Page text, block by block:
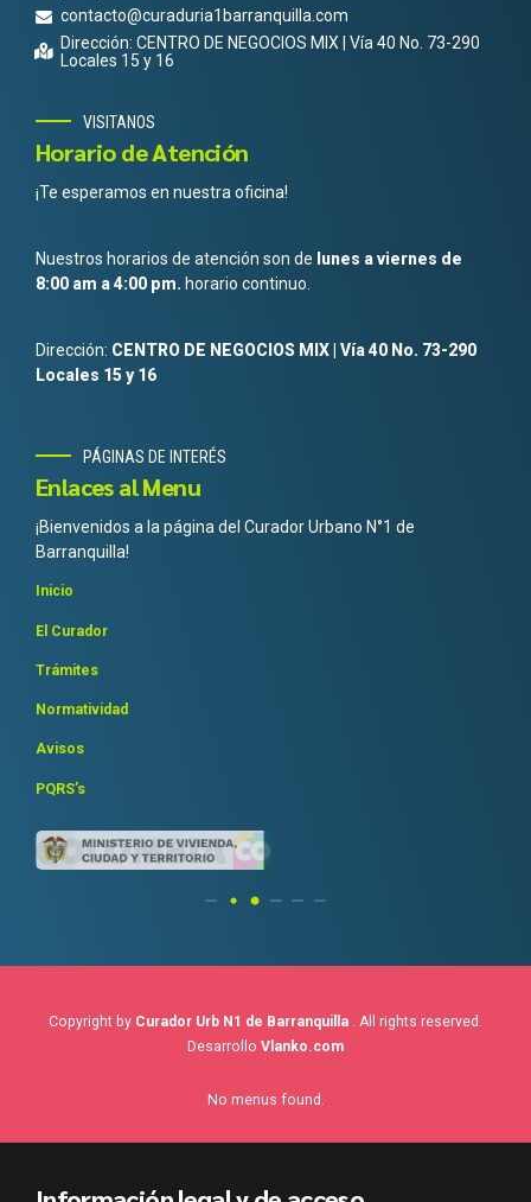
contacto@curaduria1barranquilla.com
Dirección: CENTRO DE NEGOCIOS MIX | Vía 40 No. 73-290
Locales 15 y 16
VISITANOS
Horario de Atención
¡Te esperamos en nuestra oficina!
Nuestros horarios de atención son de lunes a viernes de
8:00 am a 4:00 pm. horario continuo.
Dirección: CENTRO DE NEGOCIOS MIX | Vía 40 No. 73-290
Locales 15 y 16
PÁGINAS DE INTERÉS
Enlaces al Menu
¡Bienvenidos a la página del Curador Urbano N°1 de
Barranquilla!
Inicio
El Curador
Trámites
Normatividad
Avisos
PQRS’s
Copyright by Curador Urb N1 de Barranquilla . All rights reserved.
Desarrollo Vlanko.com
No menus found.